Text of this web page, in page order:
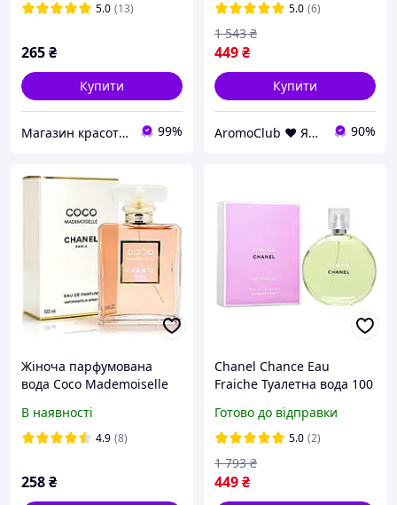
5.0 (13)
265₴
Купити
Магазин красоты и удовольствий "Фантастиш" 99%
5.0 (6)
449₴
1 543 ₴
Купити
AromoClub ❤ Якісна парфумерія в Україні 90%
Жіноча парфумована
вода Coco Mademoiselle
В наявності
4.9 (8)
258₴
Chanel Chance Eau
Fraiche Туалетна вода 100
Парфуми Зелені Фреш
Зелений
Готово до відправки
5.0 (2)
449₴
1 793 ₴